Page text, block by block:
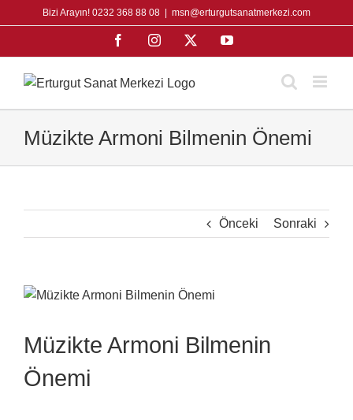
to
Bizi Arayın! 0232 368 88 08 msn@erturgutsanatmerkezi.com
FacebookInstagram YouTube
Müzikte Armoni Bilmenin Önemi
Önceki Sonraki
View
Image
Müzikte Armoni Bilmenin
Önemi